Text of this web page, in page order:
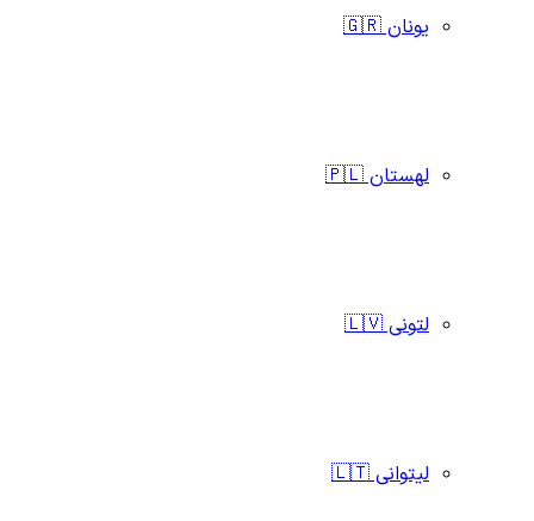
یونان 🇬🇷
لهستان 🇵🇱
لتونی 🇱🇻
لیتوانی 🇱🇹